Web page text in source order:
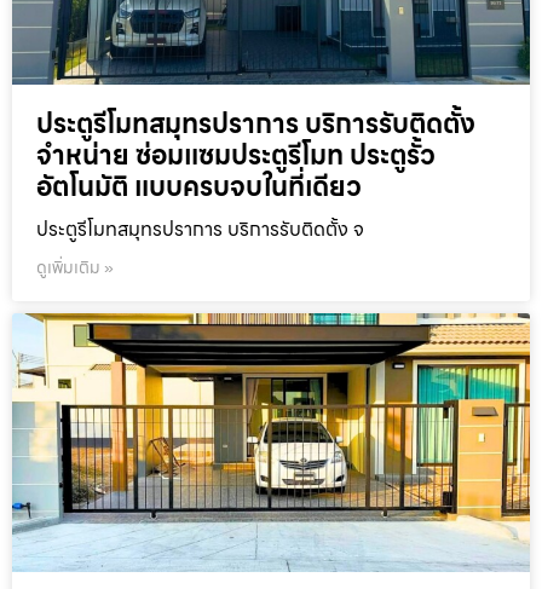
ประตูรีโมทสมุทรปราการ บริการรับติดตั้ง
จำหน่าย ซ่อมแซมประตูรีโมท ประตูรั้ว
อัตโนมัติ แบบครบจบในที่เดียว
ประตูรีโมทสมุทรปราการ บริการรับติดตั้ง จ
ดูเพิ่มเติม »